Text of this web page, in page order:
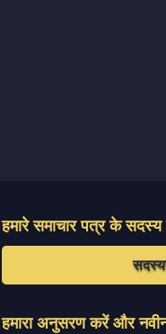
हमारे समाचार पत्र के
हमारा अनुसरण करें और